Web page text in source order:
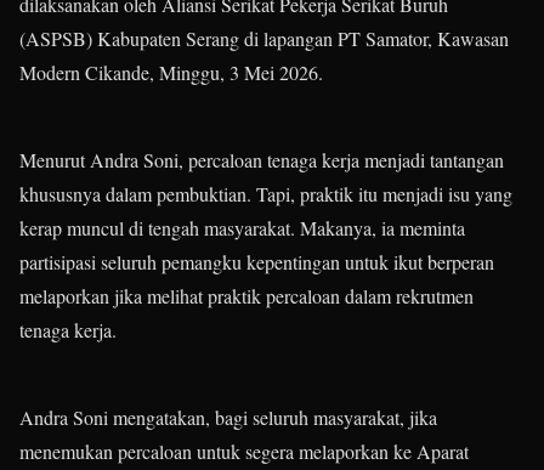
(ASPSB) Kabupaten Serang di lapangan PT Samator, Kawasan
Modern Cikande, Minggu, 3 Mei 2026.
Menurut Andra Soni, percaloan tenaga kerja menjadi tantangan
khususnya dalam pembuktian. Tapi, praktik itu menjadi isu yang
kerap muncul di tengah masyarakat. Makanya, ia meminta
partisipasi seluruh pemangku kepentingan untuk ikut berperan
melaporkan jika melihat praktik percaloan dalam rekrutmen
tenaga kerja.
Andra Soni mengatakan, bagi seluruh masyarakat, jika
menemukan percaloan untuk segera melaporkan ke Aparat